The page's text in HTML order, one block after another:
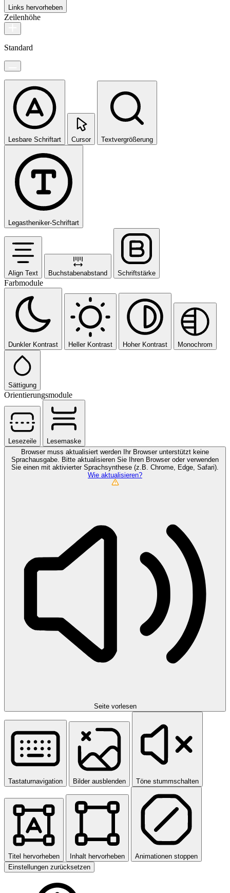
Links hervorheben
Zeilenhöhe
Standard
Lesbare Schriftart Cursor Textvergrößerung
Legastheniker-Schriftart
Align Text Buchstabenabstand Schriftstärke
Farbmodule
Dunkler Kontrast Heller Kontrast Hoher Kontrast Monochrom
Sättigung
Orientierungsmodule
Lesezeile
Lesemaske
Browser muss aktualisiert werden Ihr Browser unterstützt keine
Sprachausgabe. Bitte aktualisieren Sie Ihren Browser oder verwenden
Sie einen mit aktivierter Sprachsynthese (z.B. Chrome, Edge, Safari).
Wie aktualisieren?
Seite vorlesen
Tastaturnavigation Bilder ausblenden Töne stummschalten
Titel hervorheben Inhalt hervorheben
Animationen stoppen
Einstellungen zurücksetzen